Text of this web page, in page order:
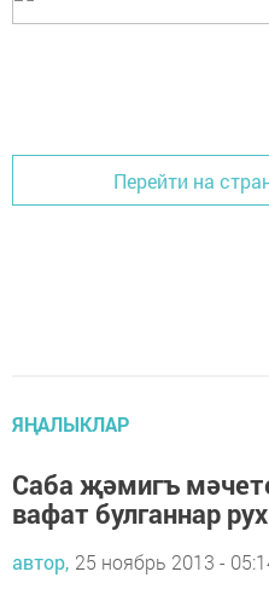
Перейти на
ЯҢАЛЫКЛАР
Саба җәмигъ
вафат булганнар
автор, 25 ноябрь 2013 -